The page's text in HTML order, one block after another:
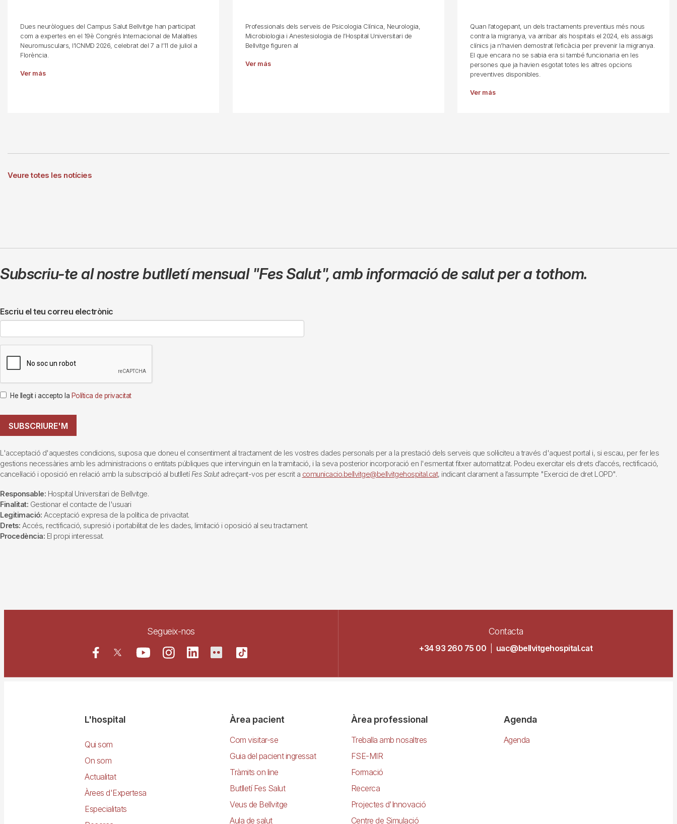
Dues neuròlogues del Campus Salut Bellvitge han participat
com a expertes en el 19è Congrés Internacional de Malalties
Neuromusculars, l’ICNMD 2026, celebrat del 7 a l’11 de juliol a
Florència.
Ver más
Professionals dels serveis de Psicologia Clínica, Neurologia,
Microbiologia i Anestesiologia de l’Hospital Universitari de
Bellvitge figuren al
Ver más
Quan l’atogepant, un dels tractaments preventius més nous
contra la migranya, va arribar als hospitals el 2024, els assaigs
clínics ja n’havien demostrat l’eficàcia per prevenir la migranya.
El que encara no se sabia era si també funcionaria en les
persones que ja havien esgotat totes les altres opcions
preventives disponibles.
Ver más
Veure totes les notícies
Subscriu-te al nostre butlletí mensual "Fes Salut",amb informació de salut per a tothom.
Escriu el teu correu electrònic
He llegit i accepto la Política de privacitat
SUBSCRIURE'M
L'acceptació d'aquestes condicions, suposa que doneu el consentiment al tractament de les vostres dades personals per a la prestació dels serveis que sol·liciteu a través d'aquest portal i, si escau, per fer les
gestions necessàries amb les administracions o entitats públiques que intervinguin en la tramitació, i la seva posterior incorporació en l'esmentat fitxer automatitzat. Podeu exercitar els drets d’accés, rectificació,
cancel·lació i oposició en relació amb la subscripció al butlletí Fes Salutadreçant-vos per escrit a comunicacio.bellvitge@bellvitgehospital.cat, indicant clarament a l’assumpte "Exercici de dret LOPD".
Responsable: Hospital Universitari de Bellvitge.
Finalitat: Gestionar el contacte de l'usuari
Legitimació: Acceptació expresa de la política de privacitat.
Drets: Accés, rectificació, supresió i portabilitat de les dades, limitació i oposició al seu tractament.
Procedència: El propi interessat.
Segueix-nos Contacta
+34 93 260 75 00 uac@bellvitgehospital.cat
NavegacióL'hospital
Qui som
On som
Actualitat
Àrees d'Expertesa
Especialitats
Àrea pacient
Com visitar-se
Guia del pacient ingressat
Tràmits on line
Butlletí Fes Salut
Veus de Bellvitge
Aula de salut
Àrea professional
Treballa amb nosaltres
FSE-MIR
Formació
Recerca
Projectes d'Innovació
Centre de Simulació
Agenda
Agenda